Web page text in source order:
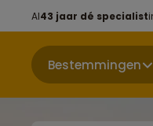
Al43 jaar dé specialist
Bestemmingen